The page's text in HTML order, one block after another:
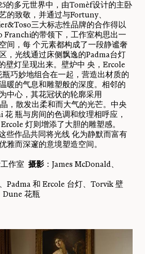
的多元世界中，由Tomèf设计的主卧
的致敬，并通过与Fortuny、
三大标志性品牌的合作得以
Franchi的带领下，工作室构思出一
间，每 个元素都构成了一段静谧奢
，光线通过床侧飘逸的Padma台灯
壁灯呈现出来。壁炉中 央，Ercole
巧妙地组合在一起，营造出材质的
暖的气息和雕塑般的深度。相邻的
中心，其花冠状的轮廓采用
，散发出柔和而大气的光芒。中央
瓶与房间的色调和纹理相呼应，
灯则增添了大胆的雕塑感。
些作品共同将光线 化为静默而富有
雅而深邃的意境塑造空间。
作室 摄影 ：James McDonald、
Padma 和 Ercole 台灯、Torvik 壁
Dune 花瓶